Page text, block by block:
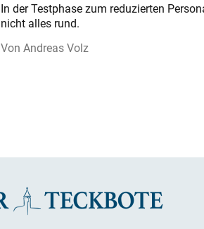
In der Testphase zum reduzierten
nicht alles rund.
Andreas Volz